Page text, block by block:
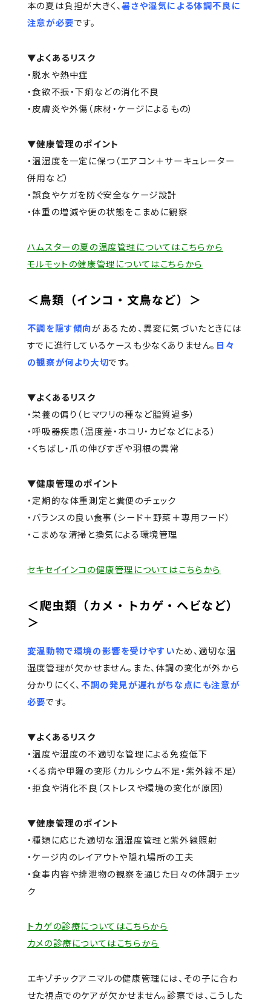
本の夏は負担が大きく、暑さや湿気による体調不良に
注意が必要です。
▼よくあるリスク
・脱水や熱中症
・食欲不振・下痢などの消化不良
・皮膚炎や外傷（床材・ケージによるもの）
▼健康管理のポイント
・温湿度を一定に保つ（エアコン＋サーキュレーター
併用など）
・誤食やケガを防ぐ安全なケージ設計
・体重の増減や便の状態をこまめに観察
ハムスターの夏の温度管理についてはこちらから
モルモットの健康管理についてはこちらから
＜鳥類（インコ・文鳥など）＞
不調を隠す傾向があるため、異変に気づいたときには
すでに進行しているケースも少なくありません。 日々
の観察が何より大切です。
▼よくあるリスク
・栄養の偏り（ヒマワリの種など脂質過多）
・呼吸器疾患（温度差・ホコリ・カビなどによる）
・くちばし・爪の伸びすぎや羽根の異常
▼健康管理のポイント
・定期的な体重測定と糞便のチェック
・バランスの良い食事（シード＋野菜＋専用フード）
・こまめな清掃と換気による環境管理
セキセイインコの健康管理についてはこちらから
＜爬虫類（カメ・トカゲ・ヘビなど）
＞
変温動物で環境の影響を受けやすいため、適切な温
湿度管理が欠かせません。また、体調の変化が外から
分かりにくく、 不調の発見が遅れがちな点にも注意が
必要です。
▼よくあるリスク
・温度や湿度の不適切な管理による免疫低下
・くる病や甲羅の変形（カルシウム不足・紫外線不足）
・拒食や消化不良（ストレスや環境の変化が原因）
▼健康管理のポイント
・種類に応じた適切な温湿度管理と紫外線照射
・ケージ内のレイアウトや隠れ場所の工夫
・食事内容や排泄物の観察を通じた日々の体調チェッ
ク
トカゲの診療についてはこちらから
カメの診療についてはこちらから
エキゾチックアニマルの健康管理には、その子に合わ
せた視点でのケアが欠かせません。診察では、こうした